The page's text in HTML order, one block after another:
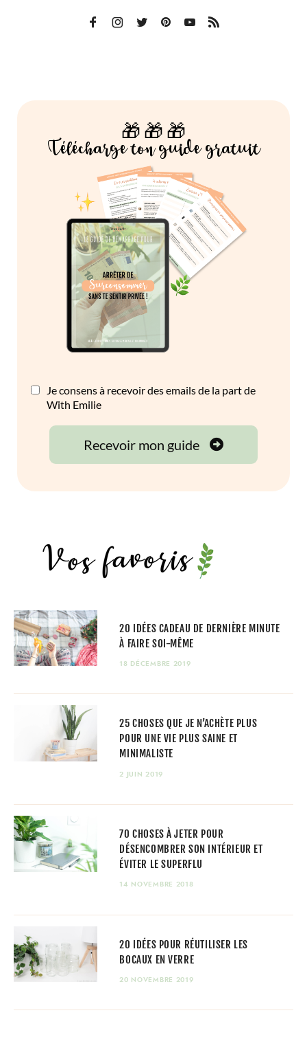
20 IDÉES CADEAU DE DERNIÈRE MINUTE
À FAIRE SOI-MÊME
18 DÉCEMBRE 2019
25 CHOSES QUE JE N’ACHÈTE PLUS
POUR UNE VIE PLUS SAINE ET
MINIMALISTE
2 JUIN 2019
70 CHOSES À JETER POUR
DÉSENCOMBRER SON INTÉRIEUR ET
ÉVITER LE SUPERFLU
14 NOVEMBRE 2018
20 IDÉES POUR RÉUTILISER LES
BOCAUX EN VERRE
20 NOVEMBRE 2019